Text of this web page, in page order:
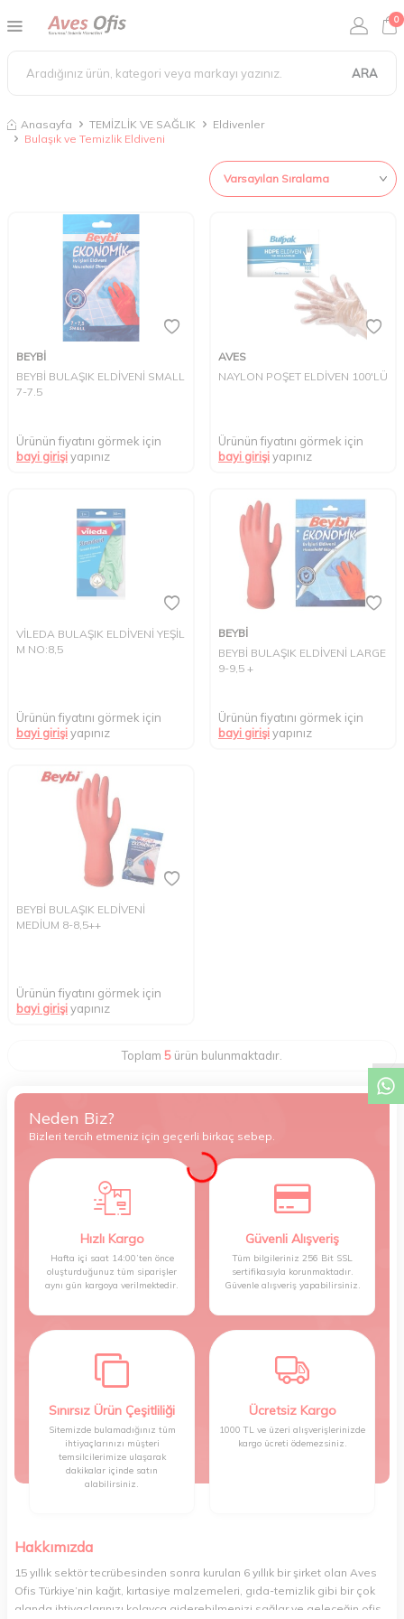
ARA
0
Anasayfa TEMİZLİK VE SAĞLIK
Eldivenler
Bulaşık ve Temizlik Eldiveni
BEYBİ
BEYBİ BULAŞIK ELDİVENİ SMALL
7-7.5
Ürünün fiyatını görmek için
bayi girişiyapınız
AVES
NAYLON POŞET ELDİVEN 100'LÜ
Ürünün fiyatını görmek için
bayi girişiyapınız
VİLEDA BULAŞIK ELDİVENİ YEŞİL
M NO:8,5
Ürünün fiyatını görmek için
bayi girişiyapınız
BEYBİ
BEYBİ BULAŞIK ELDİVENİ LARGE
9-9,5 +
Ürünün fiyatını görmek için
bayi girişiyapınız
BEYBİ BULAŞIK ELDİVENİ
MEDİUM 8-8,5++
Ürünün fiyatını görmek için
bayi girişiyapınız
Toplam 5 ürün bulunmaktadır.
Neden Biz?
Bizleri tercih etmeniz için geçerli birkaç sebep.
Hızlı Kargo
Hafta içi saat 14:00’ten önce
oluşturduğunuz tüm siparişler
aynı gün kargoya verilmektedir.
Güvenli Alışveriş
Tüm bilgileriniz 256 Bit SSL
sertifikasıyla korunmaktadır.
Güvenle alışveriş yapabilirsiniz.
Sınırsız Ürün Çeşitliliği
Sitemizde bulamadığınız tüm
ihtiyaçlarınızı müşteri
temsilcilerimize ulaşarak
dakikalar içinde satın
alabilirsiniz.
Ücretsiz Kargo
1000 TL ve üzeri alışverişlerinizde
kargo ücreti ödemezsiniz.
Hakkımızda
15 yıllık sektör tecrübesinden sonra kurulan 6 yıllık bir şirket olan Aves
Ofis Türkiye’nin kağıt, kırtasiye malzemeleri, gıda-temizlik gibi bir çok
alanda ihtiyaçlarınızı kolayca giderebilmenizi sağlar ve geleceğin ofis